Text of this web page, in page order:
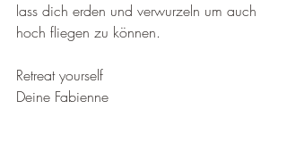
lass dich erden und verwurzeln um auch
hoch fliegen zu können.
Retreat yourself
Deine Fabienne